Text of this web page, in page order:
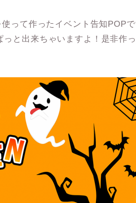
って作ったイベント告知POPで
と出来ちゃいますよ！是非作